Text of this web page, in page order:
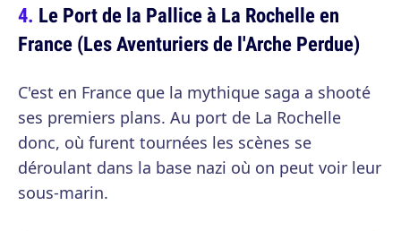
Le Port de la Pallice à La Rochelle en
France (Les Aventuriers de l'Arche Perdue)
C'est en France que la mythique saga a shooté
ses premiers plans. Au port de La Rochelle
donc, où furent tournées les scènes se
déroulant dans la base nazi où on peut voir leur
sous-marin.